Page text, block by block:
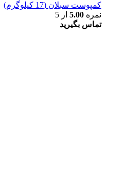
کمپوست سبلان (17 کیلوگرم)
نمره 5.00 از 5
تماس بگیرید